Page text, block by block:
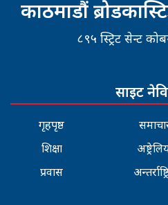
काठमाडौं
८९५ स्ट्रिट सेन्ट
साइट
गृहपृष्ठ
शिक्षा
प्रवास